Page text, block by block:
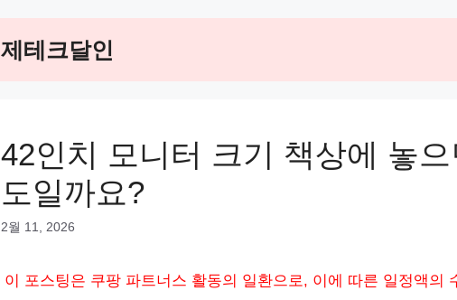
제테크달인
42인치 모니터 크기 책상에 놓
도일까요?
2월 11, 2026
이 포스팅은 쿠팡 파트너스 활동의 일환으로, 이에 따른 일정액의